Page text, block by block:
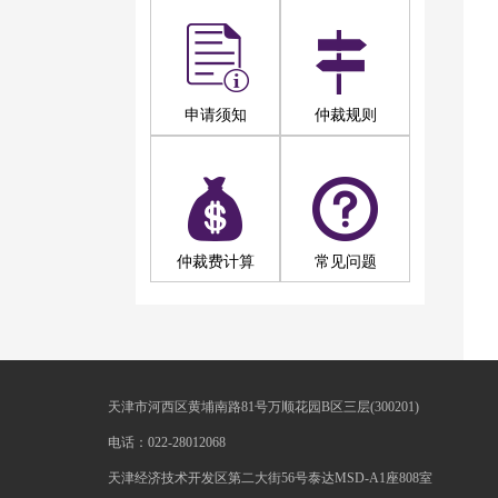
申请须知 仲裁规则
仲裁费计算 常见问题
天津市河西区黄埔南路81号万顺花园B区三层(300201)
电话：022-28012068
天津经济技术开发区第二大街56号泰达MSD-A1座808室